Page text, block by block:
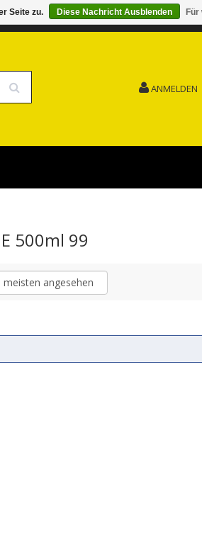
ANMELDEN
500ml 99
meisten angesehen
Seite zu. Diese Nachricht Ausblenden